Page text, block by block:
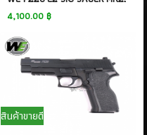
4,100.00 ฿
สินค้าขายดี